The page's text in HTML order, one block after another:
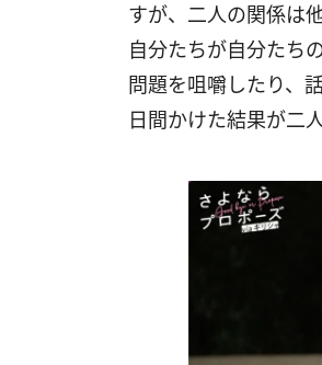
すが、二人の関係は
自分たちが自分たち
問題を咀嚼したり、
日間かけた結果が二